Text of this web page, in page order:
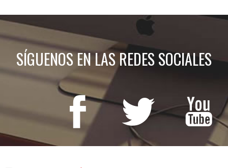
SÍGUENOS EN LAS REDES SOCIALES